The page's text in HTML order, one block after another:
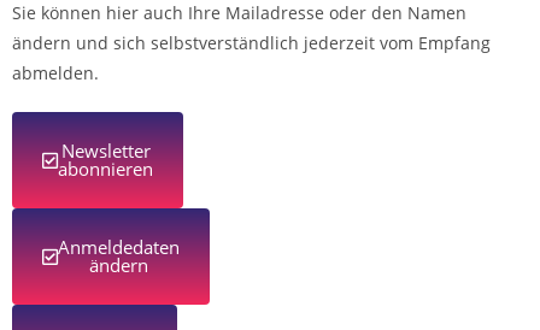
Sie können hier auch Ihre Mailadresse oder den Namen
ändern und sich selbstverständlich jederzeit vom Empfang
abmelden.
Newsletter
abonnieren
Anmeldedaten
ändern